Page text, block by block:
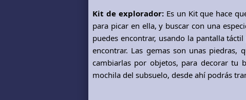
Kit de explorador:Es un Kit que hace
para picar en ella, y buscar con una
puedes encontrar, usando la pantalla
encontrar. Las gemas son unas piedras,
cambiarlas por objetos, para decorar tu
mochila del subsuelo, desde ahí podrás